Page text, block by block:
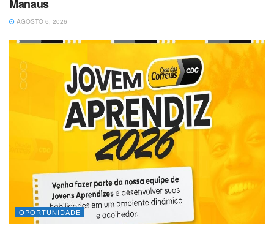
Manaus
AGOSTO 6, 2026
OPORTUNIDADE